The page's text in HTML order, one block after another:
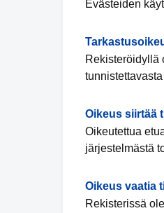
Evästeiden
Rekisteröidyllä
Oikeus siirtää
Oikeutettua
järjestelmästä
Oikeus vaatia
Rekisterissä